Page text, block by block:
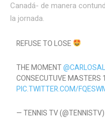
Canadá- de manera
la jornada.
REFUSE TO LOSE
THE MOMENT
CONSECUTUVE MASTERS
PIC.TWITTER.COM/
— TENNIS TV